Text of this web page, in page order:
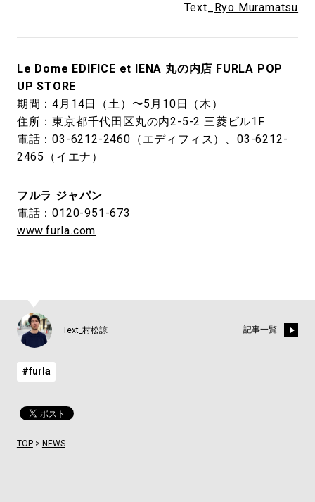
Text_ Ryo Muramatsu
Le Dome EDIFICE et IENA 丸の内店 FURLA POP
UP STORE
期間：4月14日（土）〜5月10日（木）
住所：東京都千代田区丸の内2-5-2 三菱ビル1F
電話：03-6212-2460（エディフィス）、03-6212-
2465（イエナ）
フルラ ジャパン
電話：0120-951-673
www.furla.com
Text_村松諒 記事一覧
#furla
TOP> NEWS